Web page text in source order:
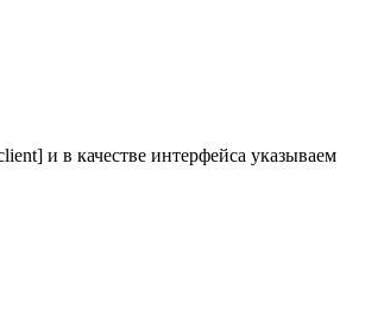
и в качестве интерфейса указываем